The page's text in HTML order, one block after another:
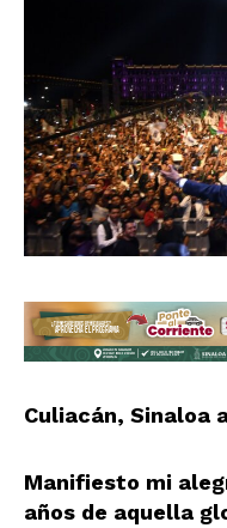
Culiacán, Sinaloa
Manifiesto mi
años de aquella